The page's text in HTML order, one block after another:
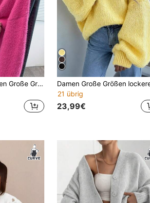
EMERY ROSE Damen Große Größen Strickjacke aus Minksfell Einfarbig mit Drop Shoulder und Langarm, lässiger Stil
21 übrig
23,99€